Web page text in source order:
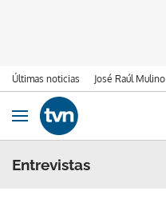
Últimas noticias José Raúl Mulino
Ir al contenido
Obrir navegació
Entrevistas